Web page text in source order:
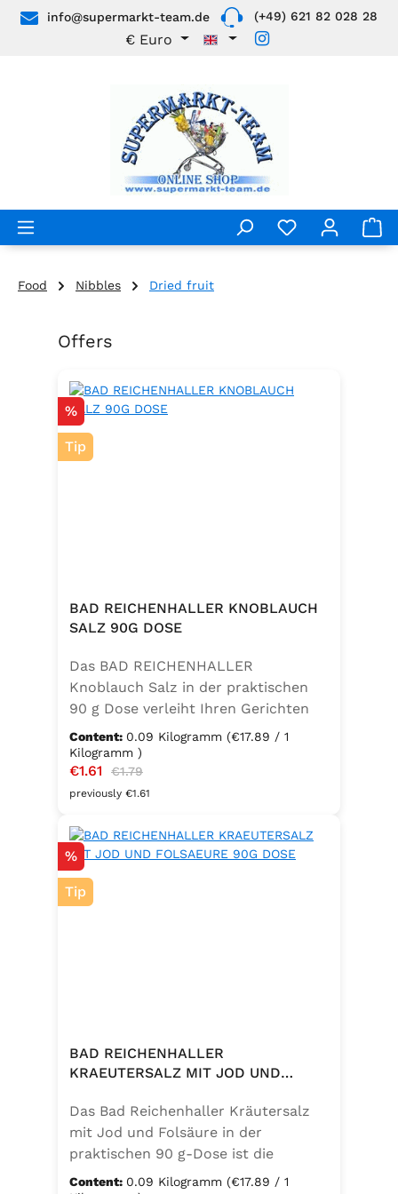
Skip to main content
info@supermarkt-team.de (+49) 621 82 028 28
€ Euro
Food Nibbles Dried fruit
Skip product gallery
Offers
Discount
%
Tip
BAD REICHENHALLER KNOBLAUCH
SALZ 90G DOSE
Das BAD REICHENHALLER
Knoblauch Salz in der praktischen
90 g Dose verleiht Ihren Gerichten
einen vollmundigen, aromatischen
Knoblauchgeschmack. Hergestellt
ohne Geschmacksverstärker, zu 100
% vegan und glutenfrei – ideal für
zum Würzen von Pasta, Fleisch,
Fisch, Gemüse und mediterranen
Speisen. Zutaten:Siedesalz, 10 %
Knoblauch, 5 % Kräuter und
Content: 0.09 Kilogramm (€17.89 / 1
Kilogramm )
Sale price:
€1.61 Regular price:
€1.79
previously €1.61
Discount
%
Tip
BAD REICHENHALLER
KRAEUTERSALZ MIT JOD UND
Das Bad Reichenhaller Kräutersalz
mit Jod und Folsäure in der
praktischen 90 g-Dose ist die
aromatische Würzmischung für eine
Content: 0.09 Kilogramm (€17.89 / 1